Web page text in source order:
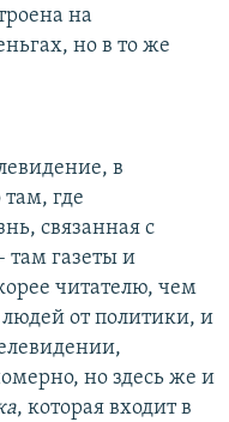
на
но в то же
в
где
связанная с
газеты и
читателю, чем
от политики, и
но здесь же и
, которая входит в